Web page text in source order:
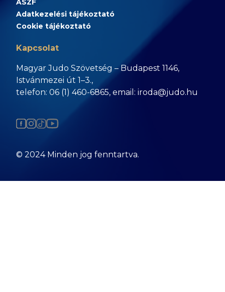
ÁSZF
Adatkezelési tájékoztató
Cookie tájékoztató
Kapcsolat
Magyar Judo Szövetség – Budapest 1146,
Istvánmezei út 1–3.,
telefon: 06 (1) 460-6865, email: iroda@judo.hu
© 2024 Minden jog fenntartva.